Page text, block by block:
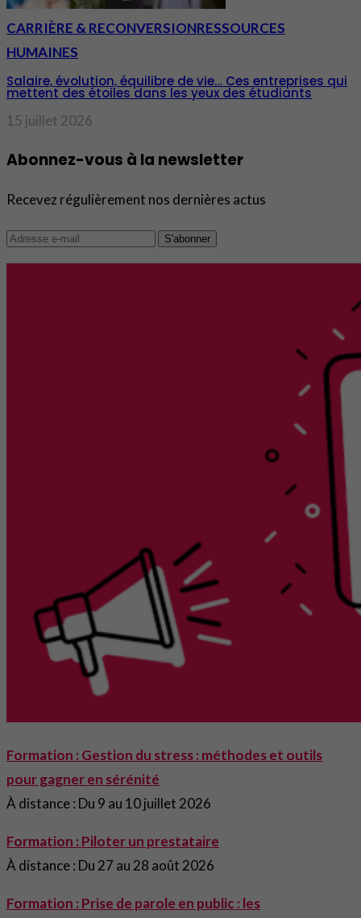
CARRIÈRE & RECONVERSIONRESSOURCES
HUMAINES
Salaire, évolution, équilibre de vie… Ces entreprises qui
mettent des étoiles dans les yeux des étudiants
15 juillet 2026
Abonnez-vous à la newsletter
Recevez régulièrement nos dernières actus
S'abonner
Formation : Gestion du stress : méthodes et outils
pour gagner en sérénité
À distance : Du 9 au 10 juillet 2026
Formation : Piloter un prestataire
À distance : Du 27 au 28 août 2026
Formation : Prise de parole en public : les